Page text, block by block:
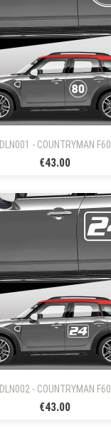
DLN001 - COUNTRYMAN F60
€43.00
DLN002 - COUNTRYMAN F60
€43.00